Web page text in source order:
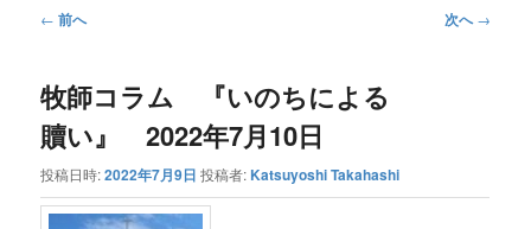
投
ビ
ゲ
ー
シ
ョ
ン
← 前へ 次へ→
牧師コラム 『いのちによる
贖い』 2022年7月10日
投稿日時:2022年7月9日 投稿者: Katsuyoshi Takahashi